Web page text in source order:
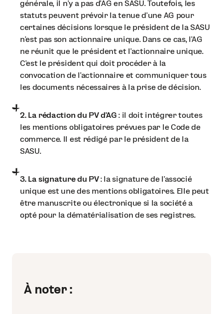
générale, il n'y a pas d'AG en SASU. Toutefois, les
statuts peuvent prévoir la tenue d'une AG pour
certaines décisions lorsque le président de la SASU
n'est pas son actionnaire unique. Dans ce cas, l'AG
ne réunit que le président et l'actionnaire unique.
C'est le président qui doit procéder à la
convocation de l'actionnaire et communiquer tous
les documents nécessaires à la prise de décision.
2. La rédaction du PV d'AG : il doit intégrer toutes
les mentions obligatoires prévues par le Code de
commerce. Il est rédigé par le président de la
SASU.
3. La signature du PV: la signature de l’associé
unique est une des mentions obligatoires. Elle peut
être manuscrite ou électronique si la société a
opté pour la dématérialisation de ses registres.
À noter :